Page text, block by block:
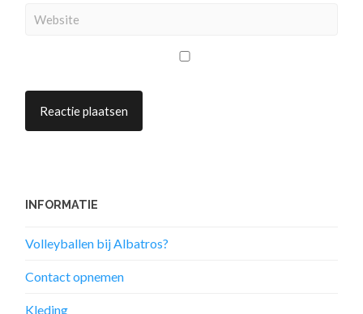
INFORMATIE
Volleyballen bij Albatros?
Contact opnemen
Kleding